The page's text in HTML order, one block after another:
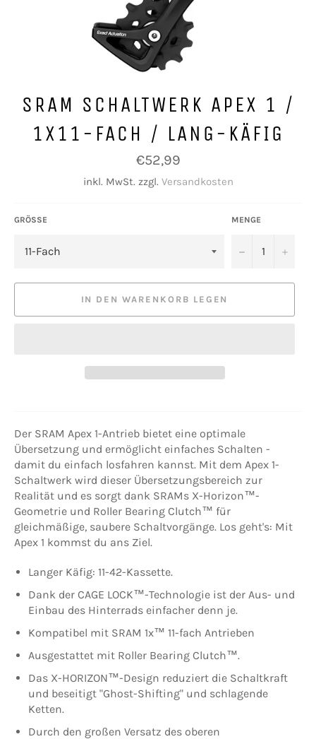
SRAM SCHALTWERK APEX 1 /
1X11-FACH / LANG-KÄFIG
Normaler
Preis
€52,99
inkl. MwSt. zzgl. Versandkosten
GRÖSSE MENGE
− +
IN DEN WARENKORB LEGEN
Der SRAM Apex 1-Antrieb bietet eine optimale
Übersetzung und ermöglicht einfaches Schalten -
damit du einfach losfahren kannst. Mit dem Apex 1-
Schaltwerk wird dieser Übersetzungsbereich zur
Realität und es sorgt dank SRAMs X-Horizon™-
Geometrie und Roller Bearing Clutch™ für
gleichmäßige, saubere Schaltvorgänge. Los geht's: Mit
Apex 1 kommst du ans Ziel.
Langer Käfig: 11-42-Kassette.
Dank der CAGE LOCK™-Technologie ist der Aus- und
Einbau des Hinterrads einfacher denn je.
Kompatibel mit SRAM 1x™ 11-fach Antrieben
Ausgestattet mit Roller Bearing Clutch™.
Das X-HORIZON™-Design reduziert die Schaltkraft
und beseitigt "Ghost-Shifting" und schlagende
Ketten.
Durch den großen Versatz des oberen